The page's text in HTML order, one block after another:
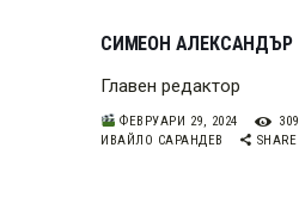
СИМЕОН АЛЕКСАНДЪР
Главен редактор
ФЕВРУАРИ 29, 2024 309
ИВАЙЛО САРАНДЕВ
SHARE